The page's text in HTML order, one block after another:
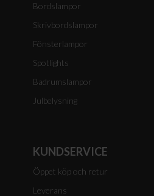
Bordslampor
Skrivbordslampor
Fönsterlampor
Spotlights
Badrumslampor
Julbelysning
KUNDSERVICE
Öppet köp och retur
Leverans